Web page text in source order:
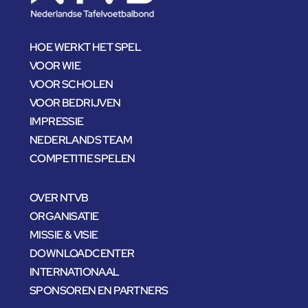
HOE WERKT HET SPEL
VOOR WIE
VOOR SCHOLEN
VOOR BEDRIJVEN
IMPRESSIE
NEDERLANDS TEAM
COMPETITIE SPELEN
OVER NTVB
ORGANISATIE
MISSIE & VISIE
DOWNLOADCENTER
INTERNATIONAAL
SPONSOREN EN PARTNERS